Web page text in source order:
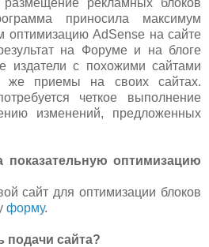
приносила максимум
AdSense на сайте
на Форуме и на блоге
издатели с похожими сайтами
же приемы на своих сайтах.
четкое выполнение
изменений, предложенных
показательную оптимизацию
сайт для оптимизации блоков
форму.
подачи сайта?